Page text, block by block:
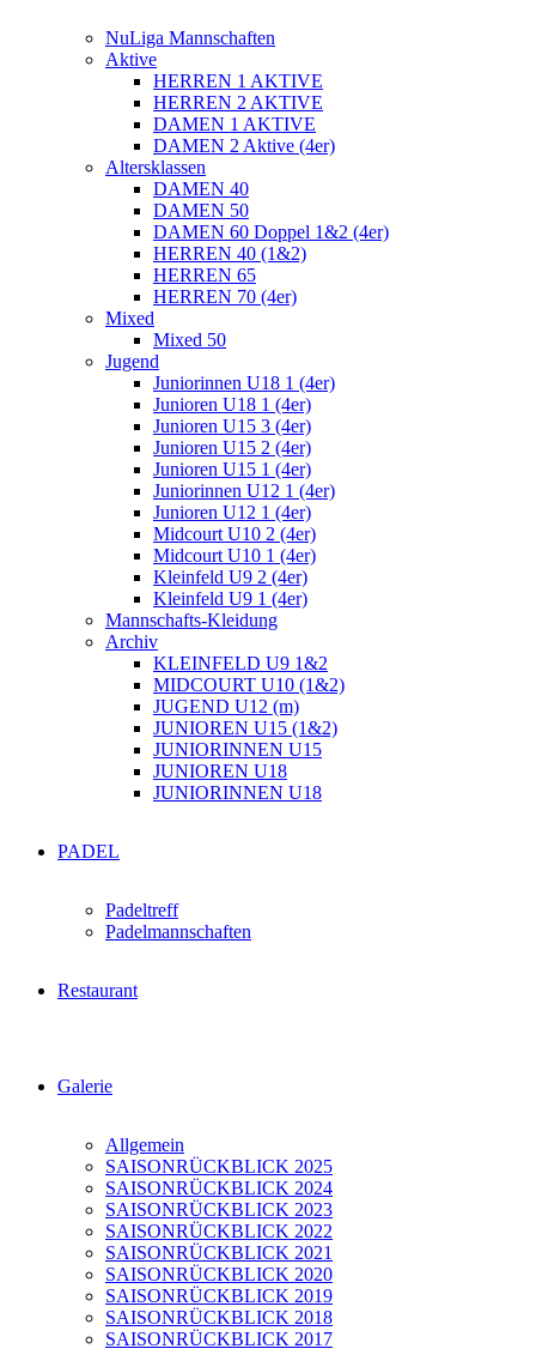
NuLiga Mannschaften
Aktive
HERREN 1 AKTIVE
HERREN 2 AKTIVE
DAMEN 1 AKTIVE
DAMEN 2 Aktive (4er)
Altersklassen
DAMEN 40
DAMEN 50
DAMEN 60 Doppel 1&2 (4er)
HERREN 40 (1&2)
HERREN 65
HERREN 70 (4er)
Mixed
Mixed 50
Jugend
Juniorinnen U18 1 (4er)
Junioren U18 1 (4er)
Junioren U15 3 (4er)
Junioren U15 2 (4er)
Junioren U15 1 (4er)
Juniorinnen U12 1 (4er)
Junioren U12 1 (4er)
Midcourt U10 2 (4er)
Midcourt U10 1 (4er)
Kleinfeld U9 2 (4er)
Kleinfeld U9 1 (4er)
Mannschafts-Kleidung
Archiv
KLEINFELD U9 1&2
MIDCOURT U10 (1&2)
JUGEND U12 (m)
JUNIOREN U15 (1&2)
JUNIORINNEN U15
JUNIOREN U18
JUNIORINNEN U18
PADEL
Padeltreff
Padelmannschaften
Restaurant
Galerie
Allgemein
SAISONRÜCKBLICK 2025
SAISONRÜCKBLICK 2024
SAISONRÜCKBLICK 2023
SAISONRÜCKBLICK 2022
SAISONRÜCKBLICK 2021
SAISONRÜCKBLICK 2020
SAISONRÜCKBLICK 2019
SAISONRÜCKBLICK 2018
SAISONRÜCKBLICK 2017